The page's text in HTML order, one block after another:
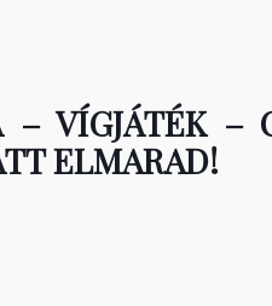
– VÍGJÁTÉK –
ELMARAD!